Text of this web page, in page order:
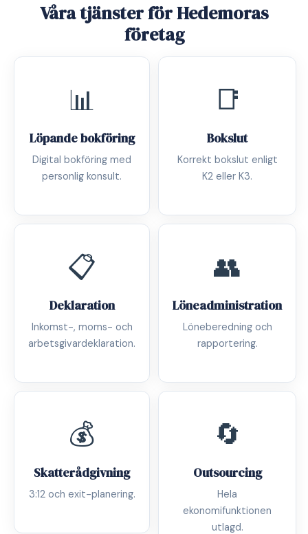
Våra tjänster för Hedemoras
företag
📊
Löpande bokföring
Digital bokföring med
personlig konsult.
📑
Bokslut
Korrekt bokslut enligt
K2 eller K3.
📋
Deklaration
Inkomst-, moms- och
arbetsgivardeklaration.
👥
Löneadministration
Löneberedning och
rapportering.
💰
Skatterådgivning
3:12 och exit-planering.
🔄
Outsourcing
Hela
ekonomifunktionen
utlagd.